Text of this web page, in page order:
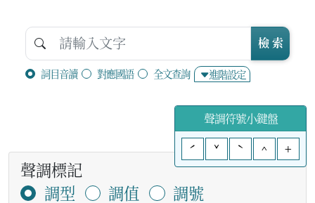
詞目音讀 對應國語 全文查詢 進階設定
檢 索
聲調符號小鍵盤
ˊ
ˇ ˋ ^ +
聲調標記
調型
調值 調號